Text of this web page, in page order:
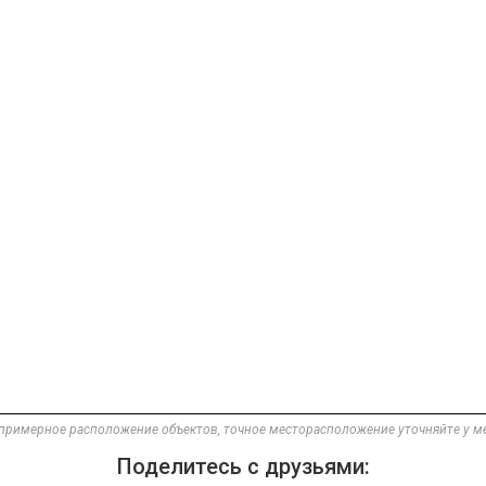
расположение объектов, точное месторасположение уточняйте у
Поделитесь с друзьями: